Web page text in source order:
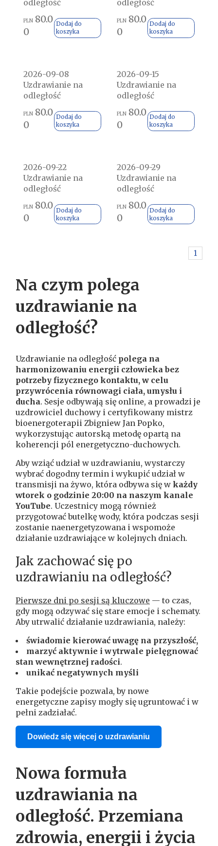
odległość
PLN 80.0
0
Dodaj do
koszyka
odległość
PLN 80.0
0
Dodaj do
koszyka
2026-09-08
Uzdrawianie na
odległość
PLN 80.0
0
Dodaj do
koszyka
2026-09-15
Uzdrawianie na
odległość
PLN 80.0
0
Dodaj do
koszyka
2026-09-22
Uzdrawianie na
odległość
PLN 80.0
0
Dodaj do
koszyka
2026-09-29
Uzdrawianie na
odległość
PLN 80.0
0
Dodaj do
koszyka
1
Na czym polega
uzdrawianie na
odległość?
Uzdrawianie na odległość polega na
harmonizowaniu energii człowieka bez
potrzeby fizycznego kontaktu, w celu
przywrócenia równowagi ciała, umysłu i
ducha. Sesje odbywają się online, a prowadzi je
uzdrowiciel duchowy i certyfikowany mistrz
bioenergoterapii Zbigniew Jan Popko,
wykorzystując autorską metodę opartą na
koherencji pól energetyczno-duchowych.
Aby wziąć udział w uzdrawianiu, wystarczy
wybrać dogodny termin i wykupić udział w
transmisji na żywo, która odbywa się w każdy
wtorek o godzinie 20:00 na naszym kanale
YouTube. Uczestnicy mogą również
przygotować butelkę wody, która podczas sesji
zostanie naenergetyzowana i wspomoże
działanie uzdrawiające w kolejnych dniach.
Jak zachować się po
uzdrawianiu na odległość?
Pierwsze dni po sesji są kluczowe — to czas,
gdy mogą odzywać się stare emocje i schematy.
Aby utrwalić działanie uzdrawiania, należy:
świadomie kierować uwagę na przyszłość,
marzyć aktywnie i wytrwale pielęgnować
stan wewnętrznej radości.
unikać negatywnych myśli
Takie podejście pozwala, by nowe
energetyczne zapisy mogły się ugruntować i w
pełni zadziałać.
Dowiedz się więcej o uzdrawianiu
Nowa formuła
uzdrawiania na
odległość. Przemiana
zdrowia, energii i życia